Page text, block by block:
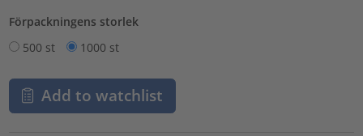
Förpackningens storlek
500 st
1000 st
Add to watchlist